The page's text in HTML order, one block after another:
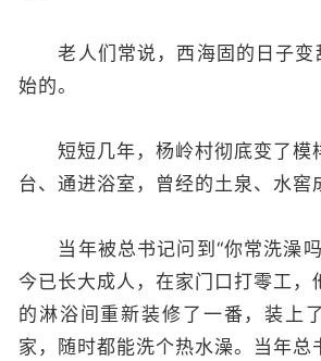
老人们常说，西海固的日子变
始的。
短短几年，杨岭村彻底变了模
台、通进浴室，曾经的土泉、水窖
当年被总书记问到“你常洗澡吗
今已长大成人，在家门口打零工，
的淋浴间重新装修了一番，装上
家，随时都能洗个热水澡。当年总